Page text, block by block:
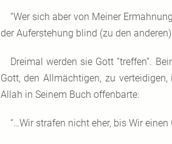
“Wer sich aber von Meiner
der Auferstehung blind (zu den
Dreimal werden sie Gott “treffen”.
Gott, den Allmächtigen, zu
Allah in Seinem Buch offenbarte:
“…Wir strafen nicht eher, bis Wir